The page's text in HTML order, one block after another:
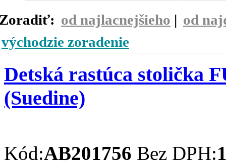
od najlacnejšieho | od
východzie zoradenie
Detská rastúca stolička
(Suedine)
Kód:AB201756 Bez DPH: